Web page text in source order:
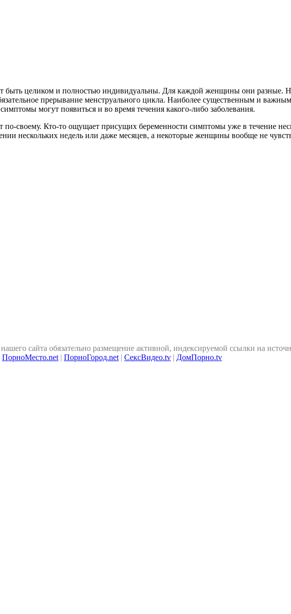
целиком и полностью индивидуальны. Для каждой женщины они разные.
прерывание менструального цикла. Наиболее существенным и важным
могут появиться и во время течения какого-либо заболевания.
своему. Кто-то ощущает присущих беременности симптомы уже в течение
нескольких недель или даже месяцев, а некоторые женщины вообще не
сайта обязательно размещение активной, индексируемой ссылки на
ПорноМесто.net | ПорноГород.net | СексВидео.tv | ДомПорно.tv